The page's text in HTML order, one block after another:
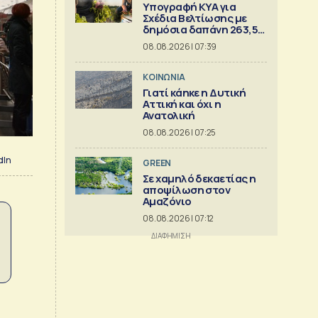
Υπογραφή ΚΥΑ για
Σχέδια Βελτίωσης με
δημόσια δαπάνη 263,5
εκατ.
08.08.2026 | 07:39
ΚΟΙΝΩΝΙΑ
Γιατί κάηκε η Δυτική
Αττική και όχι η
Ανατολική
08.08.2026 | 07:25
GREEN
Σε χαμηλό δεκαετίας η
αποψίλωση στον
Αμαζόνιο
08.08.2026 | 07:12